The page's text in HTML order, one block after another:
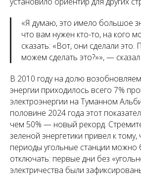
«Я думаю, это имело большое
что вам нужен кто-то, на кого
сказать: «Вот, они сделали
можем сделать это?»», —
В 2010 году на долю
энергии приходилось всего 7%
электроэнергии на Туманном
половине 2024 года этот
чем 50% — новый рекорд.
зеленой энергетики привел к тому,
периоды угольные станции
отключать: первые дни без
электричества были